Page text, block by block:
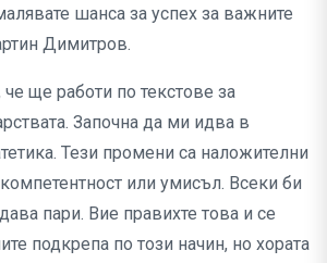
шанса за успех за важните
Димитров.
ще работи по текстове за
Започна да ми идва в
Тези промени са наложителни
или умисъл. Всеки би
пари. Вие правихте това и се
подкрепа по този начин, но хората